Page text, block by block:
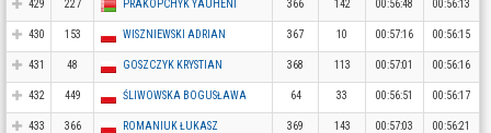
429 227 PRAKOPCHYK YAUHENI 366 142 00:56:48 00:56:13
430 153 WISZNIEWSKI ADRIAN 367 10 00:57:16 00:56:15
431 48 GOSZCZYK KRYSTIAN 368 113 00:57:01 00:56:16
432 449 ŚLIWOWSKA BOGUSŁAWA 64 33 00:56:51 00:56:17
433 366 ROMANIUK ŁUKASZ 369 143 00:57:03 00:56:21